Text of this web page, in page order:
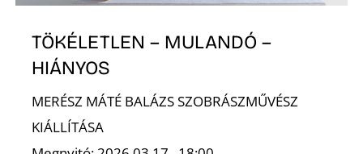
TÖKÉLETLEN – MULANDÓ –
HIÁNYOS
MERÉSZ MÁTÉ BALÁZS SZOBRÁSZMŰVÉSZ
KIÁLLÍTÁSA